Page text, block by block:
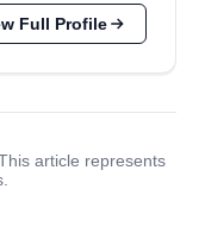
Full Profile
article represents